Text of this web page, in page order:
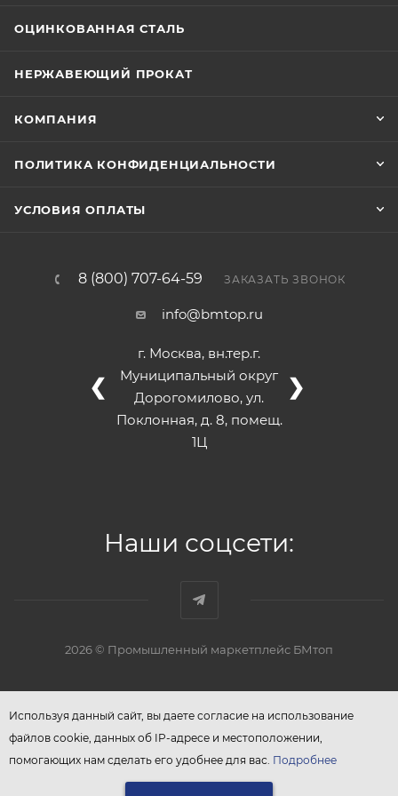
ОЦИНКОВАННАЯ СТАЛЬ
НЕРЖАВЕЮЩИЙ ПРОКАТ
КОМПАНИЯ
ПОЛИТИКА КОНФИДЕНЦИАЛЬНОСТИ
УСЛОВИЯ ОПЛАТЫ
8 (800) 707-64-59 ЗАКАЗАТЬ ЗВОНОК
info@bmtop.ru
г. Москва, вн.тер.г.
Муниципальный округ
Дорогомилово, ул.
Поклонная, д. 8, помещ.
1Ц
❮ ❯
Наши соцсети:
2026 © Промышленный маркетплейс БМтоп
Используя данный сайт, вы даете согласие на использование
файлов cookie, данных об IP-адресе и местоположении,
помогающих нам сделать его удобнее для вас. Подробнее